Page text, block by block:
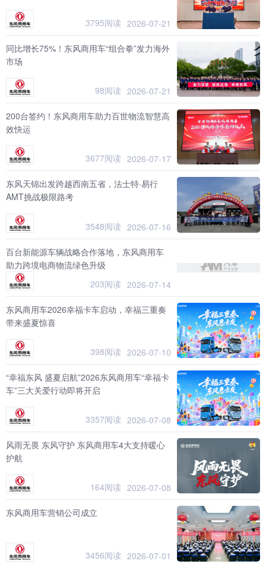
3795阅读 2026-07-21
同比增长75%！东风商用车“组合拳”发力海外
市场
98阅读 2026-07-21
200台签约！东风商用车助力百世物流智慧高
效快运
3677阅读 2026-07-17
东风天锦出发跨越西南五省，法士特·易行
AMT挑战极限路考
3548阅读 2026-07-16
百台新能源车辆战略合作落地，东风商用车
助力跨境电商物流绿色升级
203阅读 2026-07-14
东风商用车2026幸福卡车启动，幸福三重奏
带来盛夏惊喜
398阅读 2026-07-10
“幸福东风 盛夏启航”2026东风商用车“幸福卡
车”三大关爱行动即将开启
3357阅读 2026-07-08
风雨无畏 东风守护 东风商用车4大支持暖心
护航
164阅读 2026-07-08
东风商用车营销公司成立
3456阅读 2026-07-01